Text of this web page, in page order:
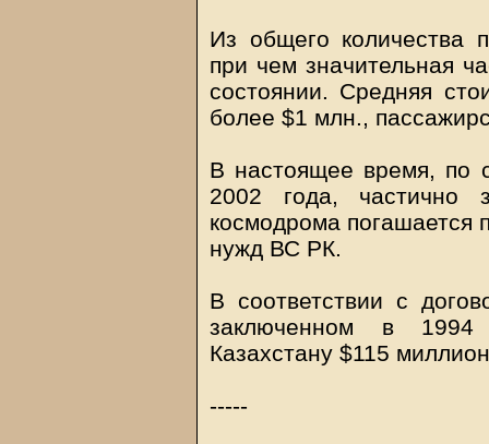
Из общего количества
при чем значительная
состоянии. Средняя
более $1 млн.,
В настоящее время, по
2002 года, частично
космодрома погашается
нужд ВС РК.
В соответствии с
заключенном в 1994
Казахстану $115
-----